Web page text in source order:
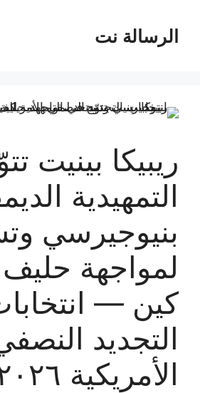
المحتوىالرسالة نت
ريبيكا بينيت
التمهيدية
بنيوجيرسي
لمواجهة
كين —
التجديد
الأمريكية ٢٠٢٦